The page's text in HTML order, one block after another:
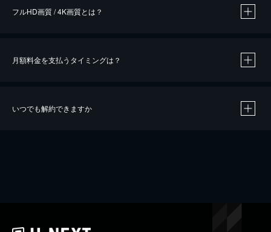
※40％ポイント還元の対象は、クレジットカード決済による作品の購入 / レンタルです。
iOSアプリのUコイン決済による作品の購入 / レンタルは、20％のポイント還元です。
フルHD画質 / 4K画質とは？
月額料金を支払うタイミングは？
いつでも解約できますか